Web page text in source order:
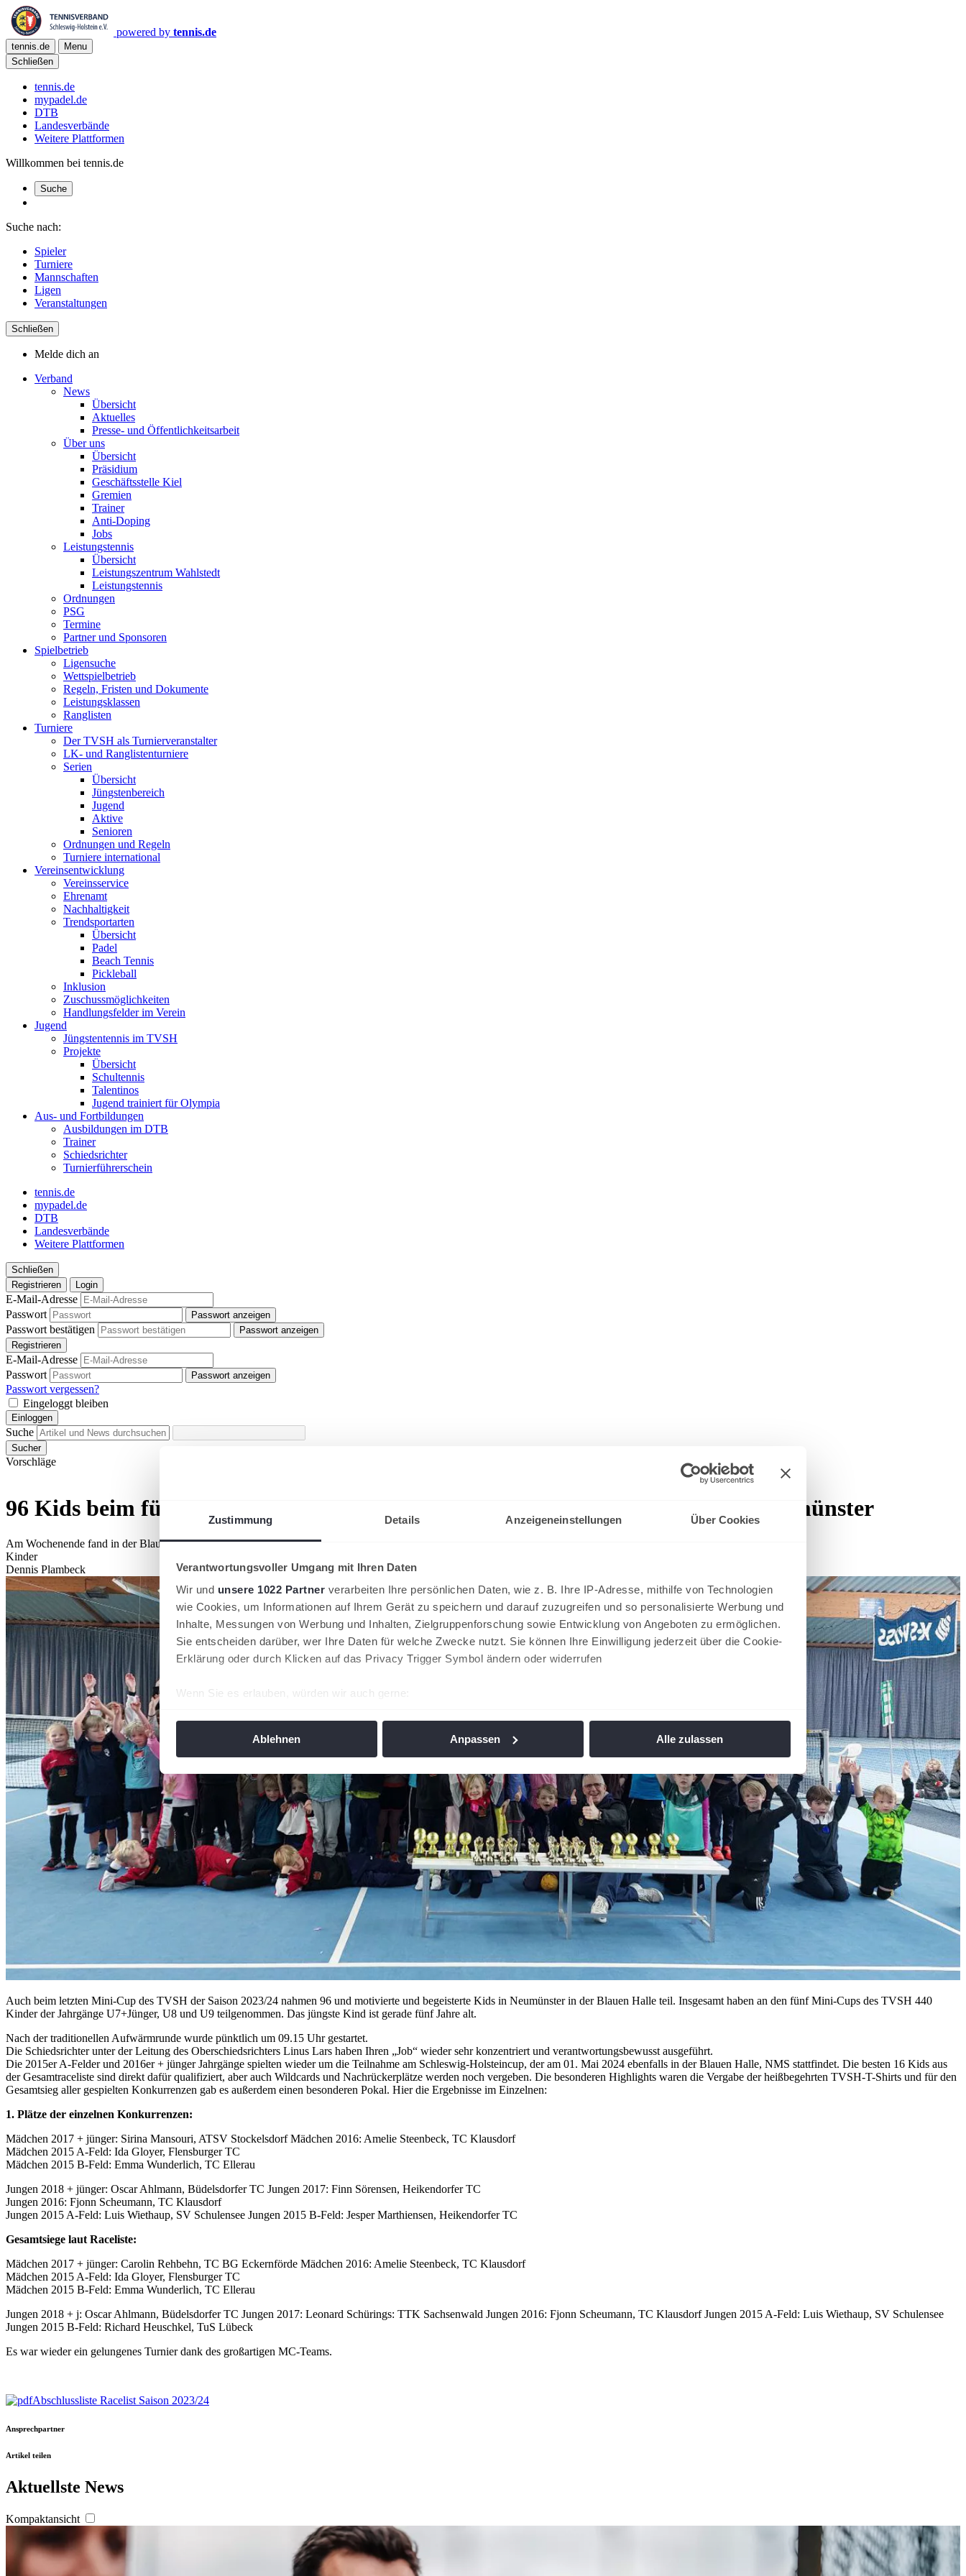
Zustimmung Details Anzeigeneinstellungen Über Cookies
Verantwortungsvoller Umgang mit Ihren Daten
Wir und unsere 1022 Partner verarbeiten Ihre persönlichen Daten, wie z. B. Ihre IP-Adresse, mithilfe von Technologien
wie Cookies, um Informationen auf Ihrem Gerät zu speichern und darauf zuzugreifen und so personalisierte Werbung und
Inhalte, Messungen von Werbung und Inhalten, Zielgruppenforschung sowie Entwicklung von Angeboten zu ermöglichen.
Sie entscheiden darüber, wer Ihre Daten für welche Zwecke nutzt. Sie können Ihre Einwilligung jederzeit über die Cookie-
Erklärung oder durch Klicken auf das Privacy Trigger Symbol ändern oder widerrufen
Wenn Sie es erlauben, würden wir auch gerne:
Wir verwenden Cookies, um Inhalte und Anzeigen zu personalisieren, Funktionen für soziale Medien anbieten zu können
und die Zugriffe auf unsere Website zu analysieren. Außerdem geben wir Informationen zu Ihrer Verwendung unserer
Website an unsere Partner für soziale Medien, Werbung und Analysen weiter. Unsere Partner führen diese Informationen
möglicherweise mit weiteren Daten zusammen, die Sie ihnen bereitgestellt haben oder die sie im Rahmen Ihrer Nutzung
der Dienste gesammelt haben. Die
Cookie-Einstellungenkönnen jederzeit über den Link im Footer aufgerufen und
angepasst werden.
Ablehnen Anpassen Alle zulassen
powered by tennis.de
tennis.de
Menu
Schließen
tennis.de
mypadel.de
DTB
Landesverbände
Weitere Plattformen
Willkommen bei tennis.de
Suche
Suche nach:
Spieler
Turniere
Mannschaften
Ligen
Veranstaltungen
Schließen
Melde dich an
Verband
News
Übersicht
Aktuelles
Presse- und Öffentlichkeitsarbeit
Über uns
Übersicht
Präsidium
Geschäftsstelle Kiel
Gremien
Trainer
Anti-Doping
Jobs
Leistungstennis
Übersicht
Leistungszentrum Wahlstedt
Leistungstennis
Ordnungen
PSG
Termine
Partner und Sponsoren
Spielbetrieb
Ligensuche
Wettspielbetrieb
Regeln, Fristen und Dokumente
Leistungsklassen
Ranglisten
Turniere
Der TVSH als Turnierveranstalter
LK- und Ranglistenturniere
Serien
Übersicht
Jüngstenbereich
Jugend
Aktive
Senioren
Ordnungen und Regeln
Turniere international
Vereinsentwicklung
Vereinsservice
Ehrenamt
Nachhaltigkeit
Trendsportarten
Übersicht
Padel
Beach Tennis
Pickleball
Inklusion
Zuschussmöglichkeiten
Handlungsfelder im Verein
Jugend
Jüngstentennis im TVSH
Projekte
Übersicht
Schultennis
Talentinos
Jugend trainiert für Olympia
Aus- und Fortbildungen
Ausbildungen im DTB
Trainer
Schiedsrichter
Turnierführerschein
tennis.de
mypadel.de
DTB
Landesverbände
Weitere Plattformen
Schließen
Registrieren
Login
E-Mail-Adresse
Passwort
Passwort anzeigen
Passwort bestätigen
Passwort anzeigen
Registrieren
E-Mail-Adresse
Passwort
Passwort anzeigen
Passwort vergessen?
Eingeloggt bleiben
Einloggen
Suche
Sucher
Vorschläge
96 Kids beim fünften und letzten Mini-Cup der Saison 23/24 am 10.03.24 in Neumünster
Am Wochenende fand in der Blauen Halle in Neumünster der letzte Minicup der Saison 2023/24 statt.
Kinder
Dennis Plambeck
Auch beim letzten Mini-Cup des TVSH der Saison 2023/24 nahmen 96 und motivierte und begeisterte Kids in Neumünster in der Blauen Halle teil. Insgesamt haben an den fünf Mini-Cups des TVSH 440
Kinder der Jahrgänge U7+Jünger, U8 und U9 teilgenommen. Das jüngste Kind ist gerade fünf Jahre alt.
Nach der traditionellen Aufwärmrunde wurde pünktlich um 09.15 Uhr gestartet.
Die Schiedsrichter unter der Leitung des Oberschiedsrichters Linus Lars haben Ihren „Job“ wieder sehr konzentriert und verantwortungsbewusst ausgeführt.
Die 2015er A-Felder und 2016er + jünger Jahrgänge spielten wieder um die Teilnahme am Schleswig-Holsteincup, der am 01. Mai 2024 ebenfalls in der Blauen Halle, NMS stattfindet. Die besten 16 Kids aus
der Gesamtraceliste sind direkt dafür qualifiziert, aber auch Wildcards und Nachrückerplätze werden noch vergeben. Die besonderen Highlights waren die Vergabe der heißbegehrten TVSH-T-Shirts und für den
Gesamtsieg aller gespielten Konkurrenzen gab es außerdem einen besonderen Pokal. Hier die Ergebnisse im Einzelnen:
1. Plätze der einzelnen Konkurrenzen:
Mädchen 2017 + jünger: Sirina Mansouri, ATSV Stockelsdorf Mädchen 2016: Amelie Steenbeck, TC Klausdorf
Mädchen 2015 A-Feld: Ida Gloyer, Flensburger TC
Mädchen 2015 B-Feld: Emma Wunderlich, TC Ellerau
Jungen 2018 + jünger: Oscar Ahlmann, Büdelsdorfer TC Jungen 2017: Finn Sörensen, Heikendorfer TC
Jungen 2016: Fjonn Scheumann, TC Klausdorf
Jungen 2015 A-Feld: Luis Wiethaup, SV Schulensee Jungen 2015 B-Feld: Jesper Marthiensen, Heikendorfer TC
Gesamtsiege laut Raceliste:
Mädchen 2017 + jünger: Carolin Rehbehn, TC BG Eckernförde Mädchen 2016: Amelie Steenbeck, TC Klausdorf
Mädchen 2015 A-Feld: Ida Gloyer, Flensburger TC
Mädchen 2015 B-Feld: Emma Wunderlich, TC Ellerau
Jungen 2018 + j: Oscar Ahlmann, Büdelsdorfer TC Jungen 2017: Leonard Schürings: TTK Sachsenwald Jungen 2016: Fjonn Scheumann, TC Klausdorf Jungen 2015 A-Feld: Luis Wiethaup, SV Schulensee
Jungen 2015 B-Feld: Richard Heuschkel, TuS Lübeck
Es war wieder ein gelungenes Turnier dank des großartigen MC-Teams.
Abschlussliste Racelist Saison 2023/24
Ansprechpartner
Artikel teilen
Aktuellste News
Kompaktansicht